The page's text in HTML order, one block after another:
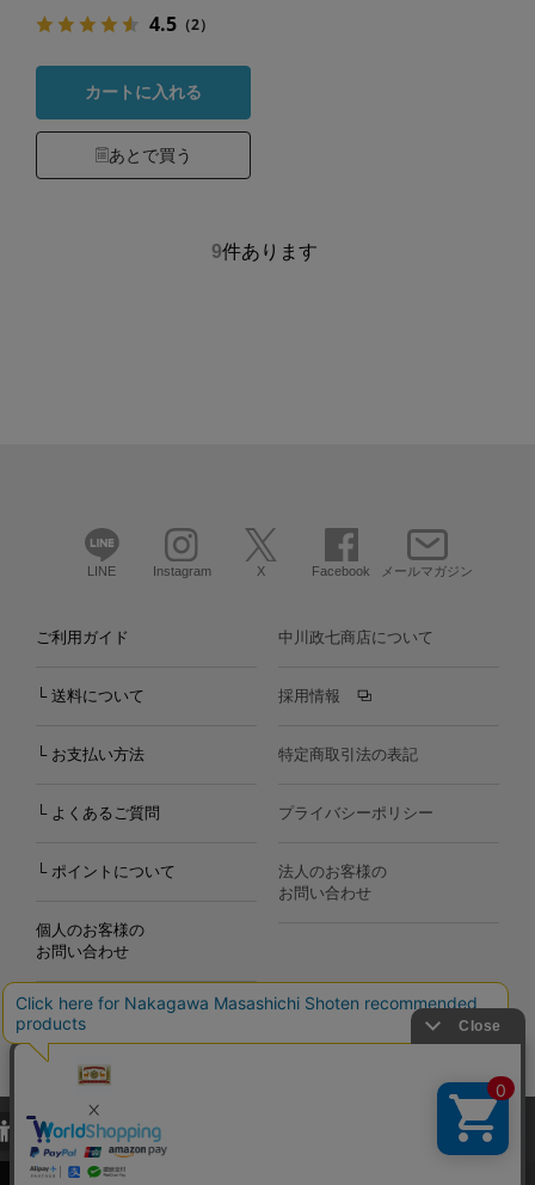
4.5（2）
カートに入れる
あとで買う
9件あります
LINE Instagram X Facebook メールマガジン
ご利用ガイド
└ 送料について
└ お支払い方法
└ よくあるご質問
└ ポイントについて
個人のお客様の
お問い合わせ
中川政七商店について
採用情報
特定商取引法の表記
プライバシーポリシー
法人のお客様の
お問い合わせ
Copyright©2000-2026
Nakagawa Masashichi Shoten All Rights Reserved.
当サイトでは、当サイト内における閲覧履歴・属性情報などの取得およ
び利便性向上のためにクッキー（Cookie）を使用いたします。詳細に
関しては「プライバシーポリシー